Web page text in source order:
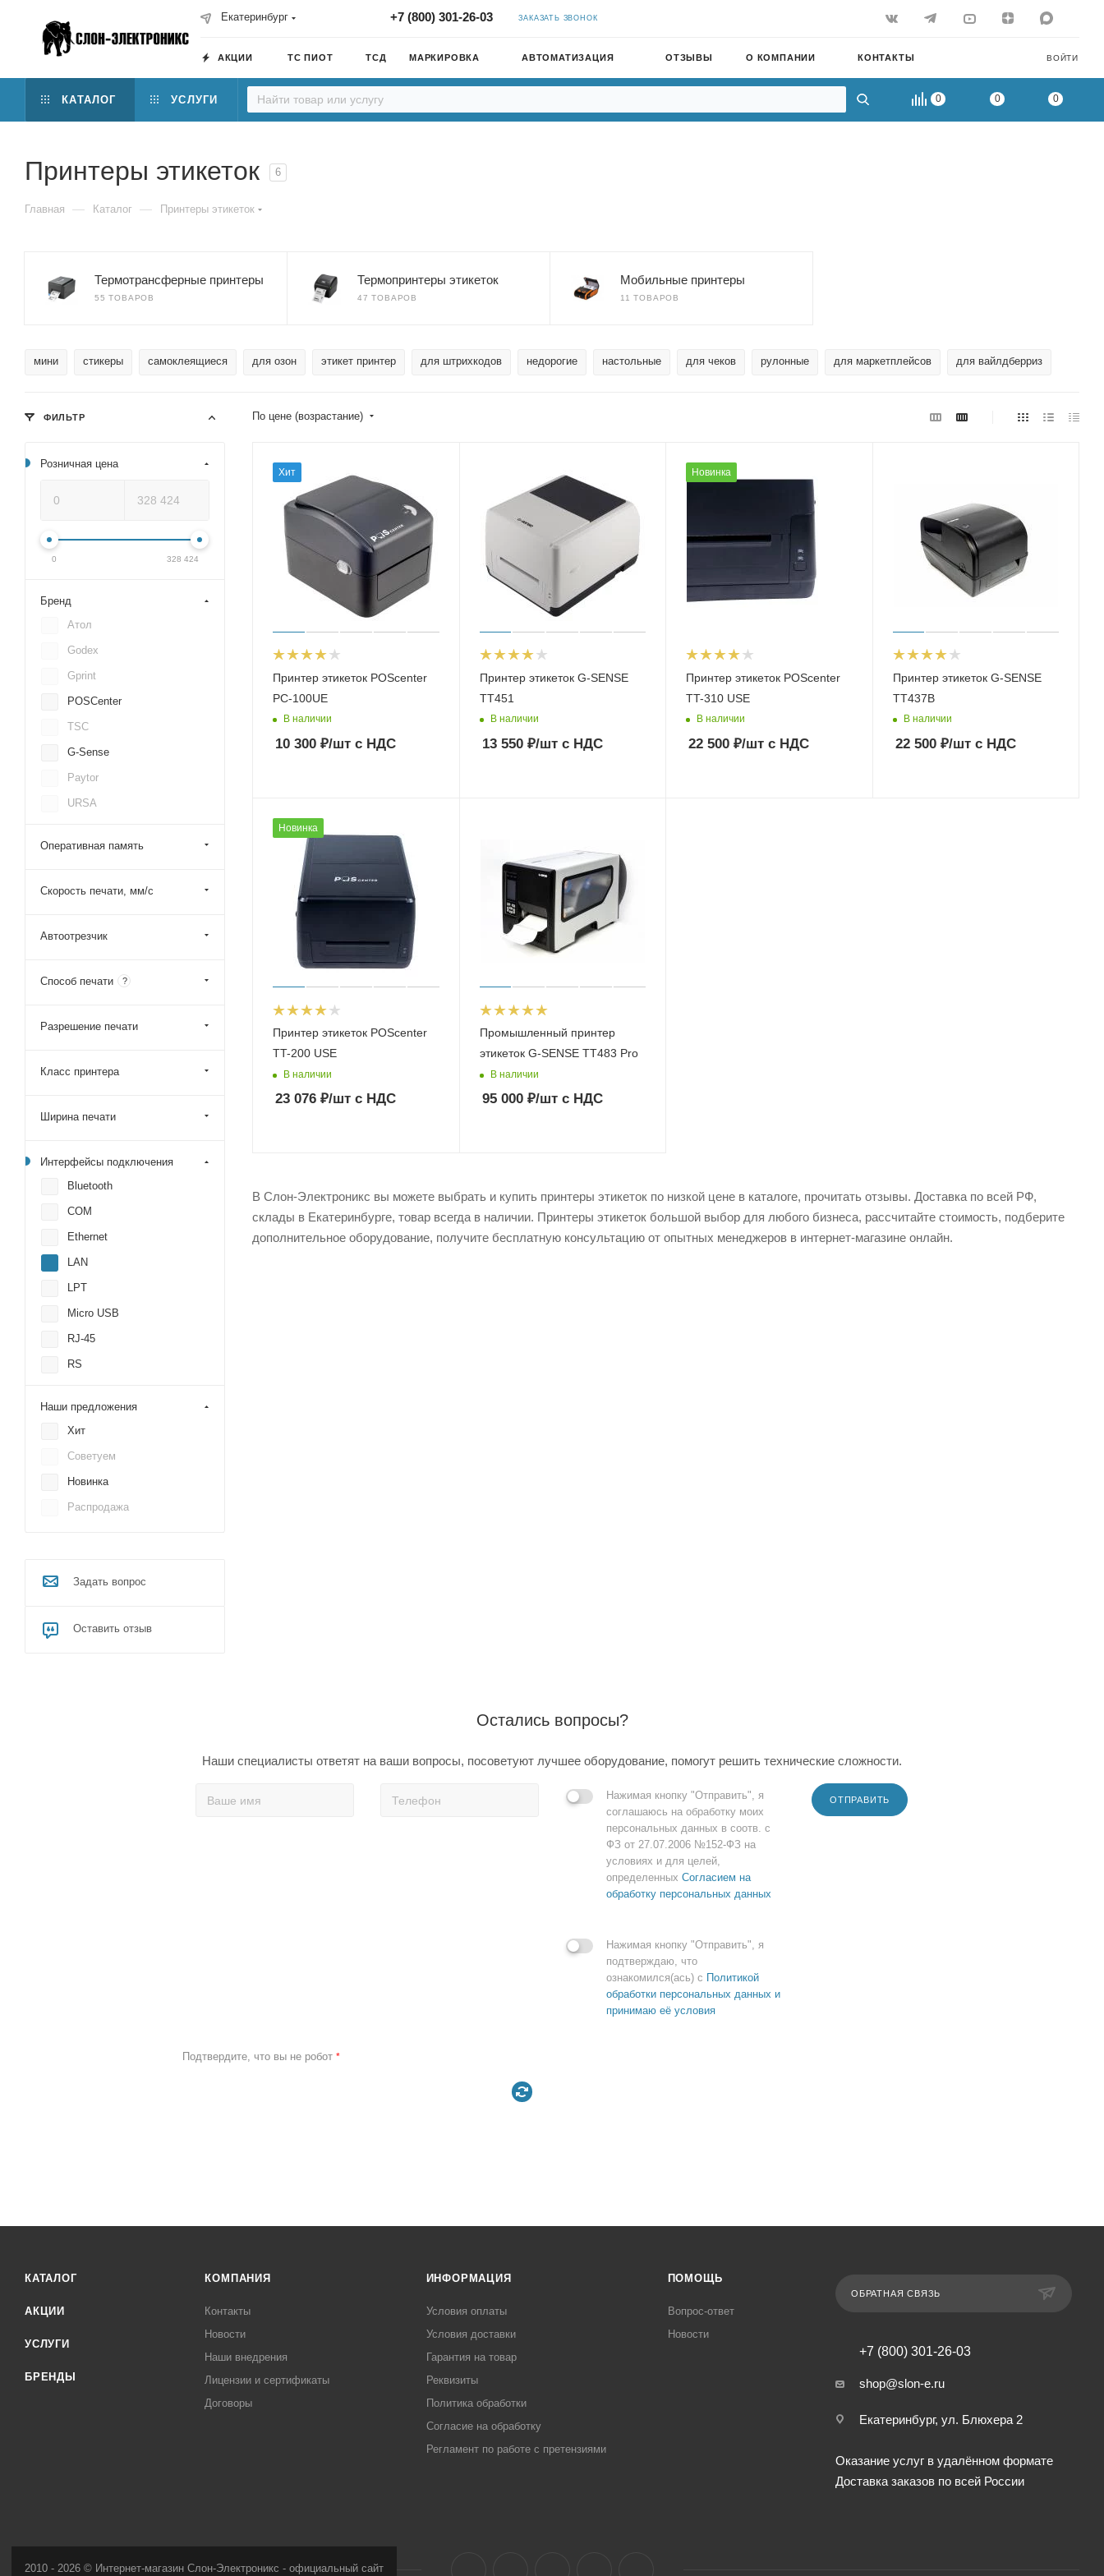
Екатеринбург +7 (800) 301-26-03 ЗАКАЗАТЬ ЗВОНОК
ВОЙТИ
АКЦИИ ТС ПИОТ ТСД МАРКИРОВКА АВТОМАТИЗАЦИЯ ОТЗЫВЫ О КОМПАНИИ КОНТАКТЫ
0 0 0
КАТАЛОГ УСЛУГИ
Принтеры этикеток 6
Главная — Каталог — Принтеры этикеток
Термотрансферные принтеры
55 ТОВАРОВ
Термопринтеры этикеток
47 ТОВАРОВ
Мобильные принтеры
11 ТОВАРОВ
мини стикеры самоклеящиеся для озон этикет принтер для штрихкодов недорогие настольные для чеков рулонные для маркетплейсов для вайлдберриз
По цене (возрастание)
Хит
Принтер этикеток POScenter
PC-100UE
В наличии
10 300 ₽/шт с НДС
Принтер этикеток G-SENSE
TT451
В наличии
13 550₽/штс НДС
Новинка
Принтер этикеток POScenter
TT-310 USE
В наличии
22 500 ₽/шт с НДС
Принтер этикеток G-SENSE
TT437B
В наличии
22 500₽/штс НДС
Новинка
Принтер этикеток POScenter
TT-200 USE
В наличии
23 076 ₽/шт с НДС
Промышленный принтер
этикеток G-SENSE TT483 Pro
В наличии
95 000₽/штс НДС
В Слон-Электроникс вы можете выбрать и купить принтеры этикеток по низкой цене в каталоге, прочитать отзывы. Доставка по всей РФ,
склады в Екатеринбурге, товар всегда в наличии. Принтеры этикеток большой выбор для любого бизнеса, рассчитайте стоимость, подберите
дополнительное оборудование, получите бесплатную консультацию от опытных менеджеров в интернет-магазине онлайн.
ФИЛЬТР
Розничная цена
0 328 424
Бренд
Атол
Godex
Gprint
POSCenter
TSC
G-Sense
Paytor
URSA
Оперативная память
Скорость печати, мм/с
Автоотрезчик
Способ печати ?
Разрешение печати
Класс принтера
Ширина печати
Интерфейсы подключения
Bluetooth
COM
Ethernet
LAN
LPT
Micro USB
RJ-45
RS
USB
USB Type B
Наши предложения
Хит
Советуем
Новинка
Распродажа
Задать вопрос
Оставить отзыв
Остались вопросы?
Наши специалисты ответят на ваши вопросы, посоветуют лучшее оборудование, помогут решить технические сложности.
Нажимая кнопку "Отправить", я
соглашаюсь на обработку моих
персональных данных в соотв. с
ФЗ от 27.07.2006 №152-ФЗ на
условиях и для целей,
определенных Согласием на
обработку персональных данных
Нажимая кнопку "Отправить", я
подтверждаю, что
ознакомился(ась) с Политикой
обработки персональных данных и
принимаю её условия
ОТПРАВИТЬ
Подтвердите, что вы не робот *
КАТАЛОГ
АКЦИИ
УСЛУГИ
БРЕНДЫ
КОМПАНИЯ
Контакты
Новости
Наши внедрения
Лицензии и сертификаты
Договоры
ИНФОРМАЦИЯ
Условия оплаты
Условия доставки
Гарантия на товар
Реквизиты
Политика обработки
Согласие на обработку
Регламент по работе с претензиями
ПОМОЩЬ
Вопрос-ответ
Новости
ОБРАТНАЯ СВЯЗЬ
+7 (800) 301-26-03
shop@slon-e.ru
Екатеринбург, ул. Блюхера 2
Оказание услуг в удалённом формате
Доставка заказов по всей России
2010 - 2026 © Интернет-магазин Слон-Электроникс - официальный сайт